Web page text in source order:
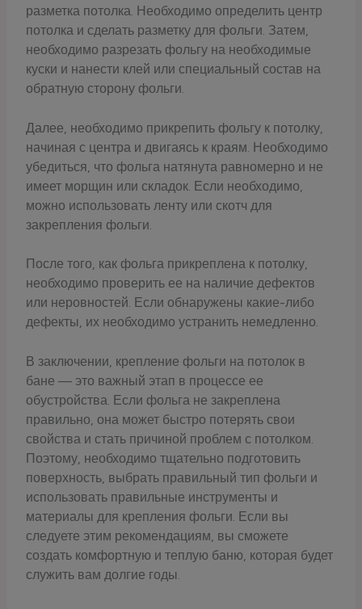
разметка потолка. Необходимо определить центр
потолка и сделать разметку для фольги. Затем,
необходимо разрезать фольгу на необходимые
куски и нанести клей или специальный состав на
обратную сторону фольги.
Далее, необходимо прикрепить фольгу к потолку,
начиная с центра и двигаясь к краям. Необходимо
убедиться, что фольга натянута равномерно и не
имеет морщин или складок. Если необходимо,
можно использовать ленту или скотч для
закрепления фольги.
После того, как фольга прикреплена к потолку,
необходимо проверить ее на наличие дефектов
или неровностей. Если обнаружены какие-либо
дефекты, их необходимо устранить немедленно.
В заключении, крепление фольги на потолок в
бане — это важный этап в процессе ее
обустройства. Если фольга не закреплена
правильно, она может быстро потерять свои
свойства и стать причиной проблем с потолком.
Поэтому, необходимо тщательно подготовить
поверхность, выбрать правильный тип фольги и
использовать правильные инструменты и
материалы для крепления фольги. Если вы
следуете этим рекомендациям, вы сможете
создать комфортную и теплую баню, которая будет
служить вам долгие годы.